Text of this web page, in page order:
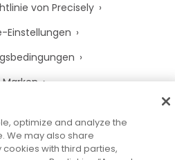
von Precisely
Einstellungen
Marken
Entitäten
Vereinbarungen
optimize and analyze the
We may also share
with third parties,